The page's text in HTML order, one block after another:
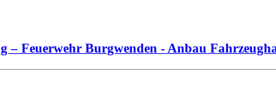
– Feuerwehr Burgwenden - Anbau